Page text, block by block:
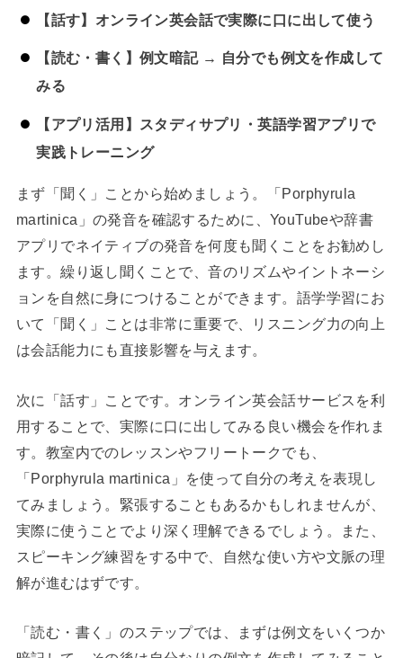
【話す】オンライン英会話で実際に口に出して使う
【読む・書く】例文暗記 → 自分でも例文を作成して
みる
【アプリ活用】スタディサプリ・英語学習アプリで
実践トレーニング
まず「聞く」ことから始めましょう。「Porphyrula
martinica」の発音を確認するために、YouTubeや辞書
アプリでネイティブの発音を何度も聞くことをお勧めし
ます。繰り返し聞くことで、音のリズムやイントネーシ
ョンを自然に身につけることができます。語学学習にお
いて「聞く」ことは非常に重要で、リスニング力の向上
は会話能力にも直接影響を与えます。
次に「話す」ことです。オンライン英会話サービスを利
用することで、実際に口に出してみる良い機会を作れま
す。教室内でのレッスンやフリートークでも、
「Porphyrula martinica」を使って自分の考えを表現し
てみましょう。緊張することもあるかもしれませんが、
実際に使うことでより深く理解できるでしょう。また、
スピーキング練習をする中で、自然な使い方や文脈の理
解が進むはずです。
「読む・書く」のステップでは、まずは例文をいくつか